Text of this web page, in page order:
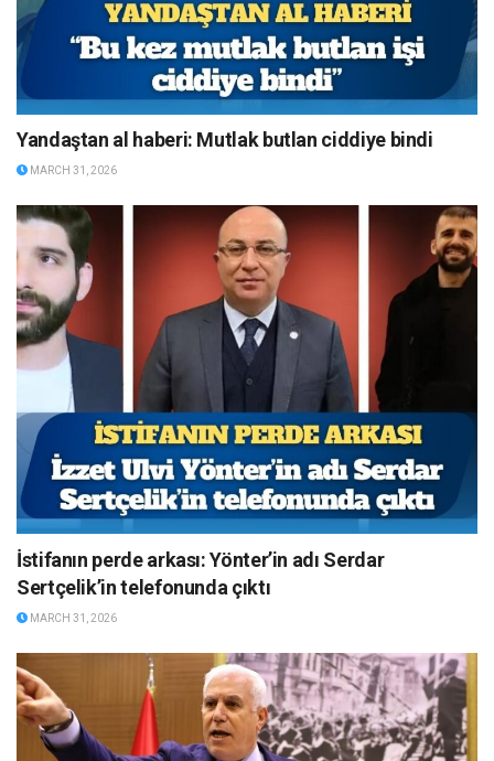
Yandaştan al haberi: Mutlak butlan ciddiye bindi
MARCH 31, 2026
İstifanın perde arkası: Yönter’in adı Serdar
Sertçelik’in telefonunda çıktı
MARCH 31, 2026